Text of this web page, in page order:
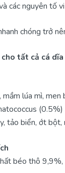
các nguyên tố
chóng trở
tất cả cá dĩa
lúa mì, men
(0.5%)
tảo biển, ớt bột,
béo thô